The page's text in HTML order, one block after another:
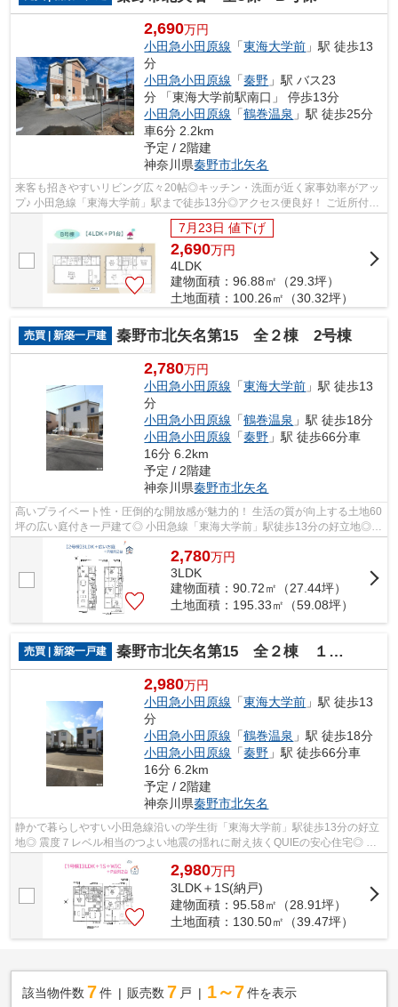
2,690万円
小田急小田原線 「東海大学前 」駅 徒歩13
分
小田急小田原線 「秦野 」駅 バス23
分 「東海大学前駅南口」 停歩13分
小田急小田原線 「鶴巻温泉 」駅 徒歩25分
車6分 2.2km
予定 / 2階建
神奈川県秦野市北矢名
来客も招きやすいリビング広々20帖◎キッチン・洗面が近く家事効率がアッ
プ♪ 小田急線「東海大学前」駅まで徒歩13分◎アクセス便良好！ ご近所付き
合いが始めやすい全3棟の分譲地☆ ぜひ...
7月23日 値下げ
2,690万円
4LDK
建物面積：96.88㎡（29.3坪）
土地面積：100.26㎡（30.32坪）
売買 | 新築一戸建 秦野市北矢名第15 全２棟 2号棟
2,780万円
小田急小田原線 「東海大学前 」駅 徒歩13
分
小田急小田原線 「鶴巻温泉 」駅 徒歩18分
小田急小田原線 「秦野 」駅 徒歩66分車
16分 6.2km
予定 / 2階建
神奈川県秦野市北矢名
高いプライベート性・圧倒的な開放感が魅力的！ 生活の質が向上する土地60
坪の広い庭付き一戸建て◎ 小田急線「東海大学前」駅徒歩13分の好立地◎
毎日の通勤・通学にも便利な小田急線沿...
2,780万円
3LDK
建物面積：90.72㎡（27.44坪）
土地面積：195.33㎡（59.08坪）
売買 | 新築一戸建 秦野市北矢名第15 全２棟 １号棟
2,980万円
小田急小田原線 「東海大学前 」駅 徒歩13
分
小田急小田原線 「鶴巻温泉 」駅 徒歩18分
小田急小田原線 「秦野 」駅 徒歩66分車
16分 6.2km
予定 / 2階建
神奈川県秦野市北矢名
静かで暮らしやすい小田急線沿いの学生街「東海大学前」駅徒歩13分の好立
地◎ 震度７レベル相当のつよい地震の揺れに耐え抜くQUIEの安心住宅◎ ラ
ンニングコストが削減できる省エネ適合...
2,980万円
3LDK＋1S(納戸)
建物面積：95.58㎡（28.91坪）
土地面積：130.50㎡（39.47坪）
該当物件数 7件 販売数 7 戸 1～7 件を表示